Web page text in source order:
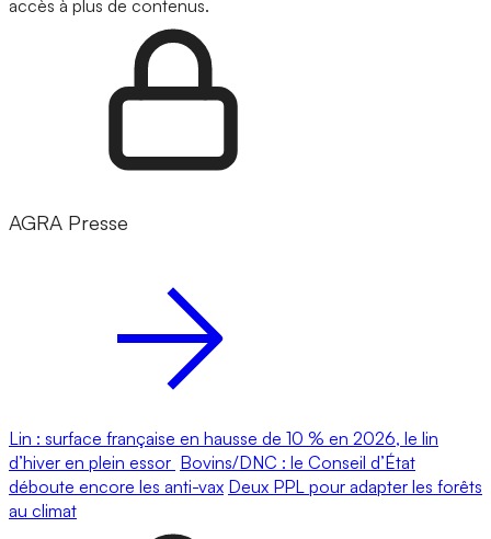
accès à plus de contenus.
AGRA Presse
Lin : surface française en hausse de 10 % en 2026, le lin
d’hiver en plein essor Bovins/DNC : le Conseil d’État
déboute encore les anti-vax Deux PPL pour adapter les forêts
au climat